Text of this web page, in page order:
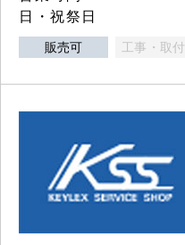
日・祝祭日
販売可 工事・取